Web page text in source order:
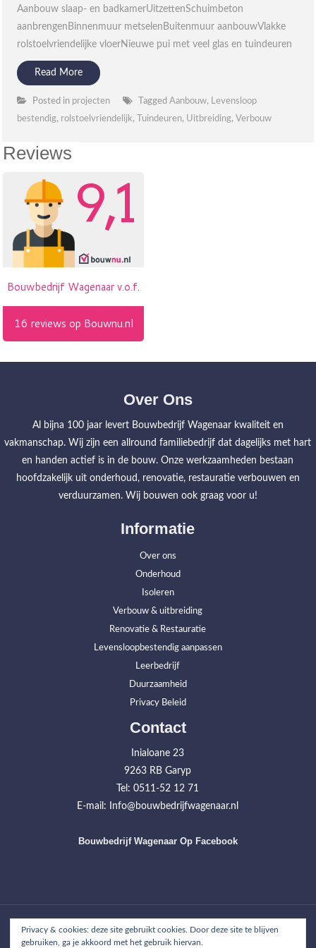
Aanbouw slaap- en badkamerUitzettenSchuimbeton
aanbrengenBinnenmuur metselenBuitenmuur aanbouwVlakke
rolstoelvriendelijke vloerNieuwe pui met veel glas en tuindeuren
Read More
Posted in projecten TaggedAanbouw, Levensloop
bestendig, rolstoelvriendelijk, Tuindeuren, Uitbreiding, Verbouw
Reviews
Over Ons
Al bijna 100 jaar levert Bouwbedrijf Wagenaar kwaliteit en
vakmanschap. Wij zijn een allround familiebedrijf dat dagelijks met hart
en handen actief is in de bouw. Onze werkzaamheden bestaan
hoofdzakelijk uit onderhoud, renovatie, restauratie verbouwen en
verduurzamen. Wij bouwen ook graag voor u!
Informatie
Over ons
Onderhoud
Isoleren
Verbouw & uitbreiding
Renovatie & Restauratie
Levensloopbestendig aanpassen
Leerbedrijf
Duurzaamheid
Privacy Beleid
Contact
Inialoane 23
9263 RB Garyp
Tel: 0511-52 12 71
E-mail: Info@bouwbedrijfwagenaar.nl
Bouwbedrijf Wagenaar Op Facebook
Home Werkzaamheden Projecten Over ons Contact
Privacy & cookies: deze site gebruikt cookies. Door deze site te blijven
gebruiken, ga je akkoord met het gebruik hiervan.